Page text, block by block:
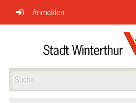
Navigation
überspringen
Anmelden